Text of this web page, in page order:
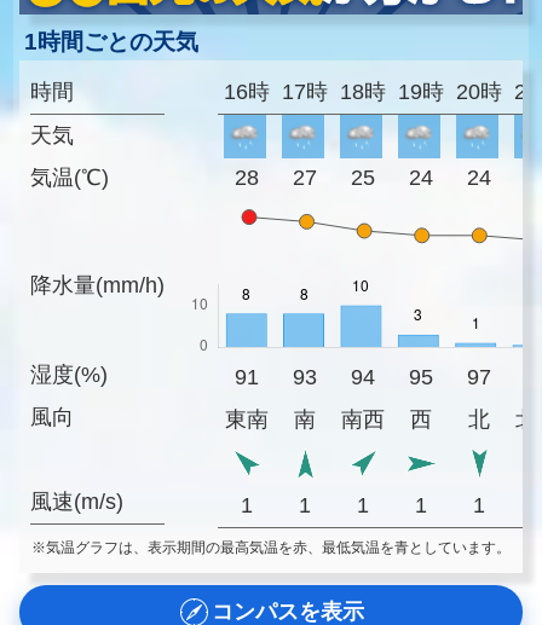
1時間ごとの天気
時間
天気
気温(℃)
降水量(mm/h)
湿度(%)
風向
風速(m/s)
16時 17時 18時 19時 20時
28 27 25 24 24
91 93 94 95 97
東南
南 南西 西 北 北
1 1 1 1 1
※気温グラフは、表示期間の最高気温を赤、最低気温を青としています。
コンパスを表示